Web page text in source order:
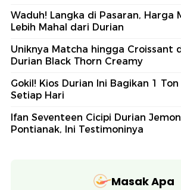
Waduh! Langka di Pasaran, Harga
Lebih Mahal dari Durian
Uniknya Matcha hingga Croissant
Durian Black Thorn Creamy
Gokil! Kios Durian Ini Bagikan 1
Setiap Hari
Ifan Seventeen Cicipi Durian
Pontianak, Ini Testimoninya
Masak Apa